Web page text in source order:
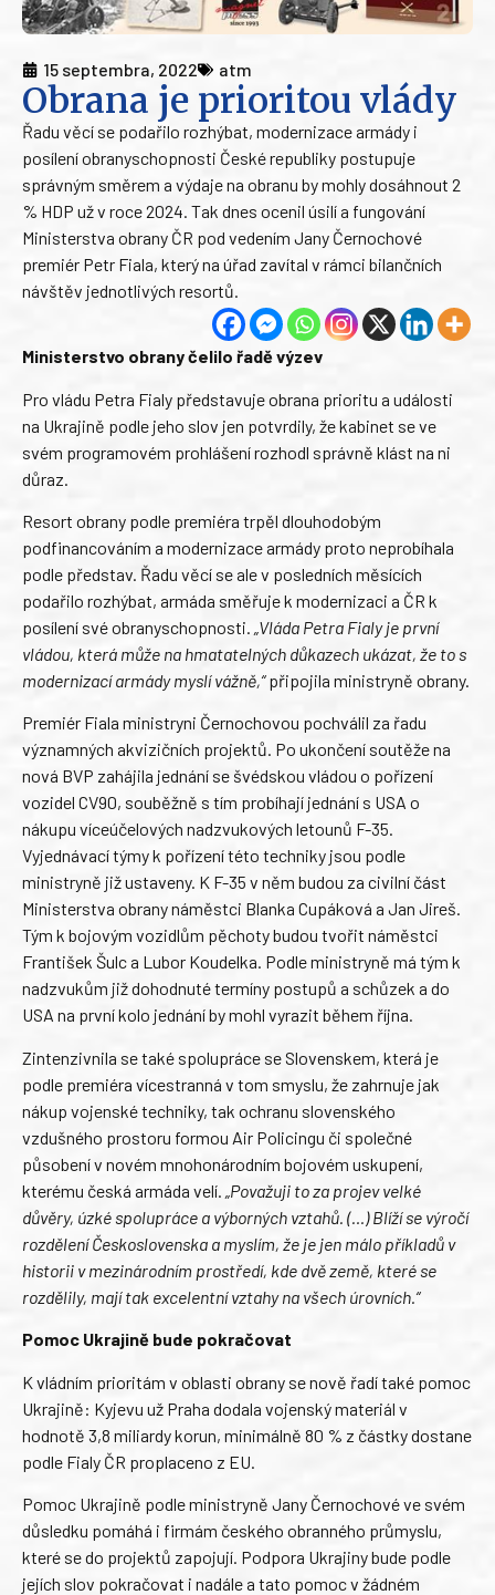
15 septembra, 2022 atm
Obrana je prioritou vlády
Řadu věcí se podařilo rozhýbat, modernizace armády i
posílení obranyschopnosti České republiky postupuje
správným směrem a výdaje na obranu by mohly dosáhnout 2
% HDP už v roce 2024. Tak dnes ocenil úsilí a fungování
Ministerstva obrany ČR pod vedením Jany Černochové
premiér Petr Fiala, který na úřad zavítal v rámci bilančních
návštěv jednotlivých resortů.
Ministerstvo obrany čelilo řadě výzev
Pro vládu Petra Fialy představuje obrana prioritu a události
na Ukrajině podle jeho slov jen potvrdily, že kabinet se ve
svém programovém prohlášení rozhodl správně klást na ni
důraz.
Resort obrany podle premiéra trpěl dlouhodobým
podfinancováním a modernizace armády proto neprobíhala
podle představ. Řadu věcí se ale v posledních měsících
podařilo rozhýbat, armáda směřuje k modernizaci a ČR k
posílení své obranyschopnosti. „Vláda Petra Fialy je první
vládou, která může na hmatatelných důkazech ukázat, že to s
modernizací armády myslí vážně,“připojila ministryně obrany.
Premiér Fiala ministryni Černochovou pochválil za řadu
významných akvizičních projektů. Po ukončení soutěže na
nová BVP zahájila jednání se švédskou vládou o pořízení
vozidel CV90, souběžně s tím probíhají jednání s USA o
nákupu víceúčelových nadzvukových letounů F-35.
Vyjednávací týmy k pořízení této techniky jsou podle
ministryně již ustaveny. K F-35 v něm budou za civilní část
Ministerstva obrany náměstci Blanka Cupáková a Jan Jireš.
Tým k bojovým vozidlům pěchoty budou tvořit náměstci
František Šulc a Lubor Koudelka. Podle ministryně má tým k
nadzvukům již dohodnuté termíny postupů a schůzek a do
USA na první kolo jednání by mohl vyrazit během října.
Zintenzivnila se také spolupráce se Slovenskem, která je
podle premiéra vícestranná v tom smyslu, že zahrnuje jak
nákup vojenské techniky, tak ochranu slovenského
vzdušného prostoru formou Air Policingu či společné
působení v novém mnohonárodním bojovém uskupení,
kterému česká armáda velí.
„Považuji to za projev velké
důvěry, úzké spolupráce a výborných vztahů. (…) Blíží se výročí
rozdělení Československa a myslím, že je jen málo příkladů v
historii v mezinárodním prostředí, kde dvě země, které se
rozdělily, mají tak excelentní vztahy na všech úrovních.“
Pomoc Ukrajině bude pokračovat
K vládním prioritám v oblasti obrany se nově řadí také pomoc
Ukrajině: Kyjevu už Praha dodala vojenský materiál v
hodnotě 3,8 miliardy korun, minimálně 80 % z částky dostane
podle Fialy ČR proplaceno z EU.
Pomoc Ukrajině podle ministryně Jany Černochové ve svém
důsledku pomáhá i firmám českého obranného průmyslu,
které se do projektů zapojují. Podpora Ukrajiny bude podle
jejích slov pokračovat i nadále a tato pomoc v žádném